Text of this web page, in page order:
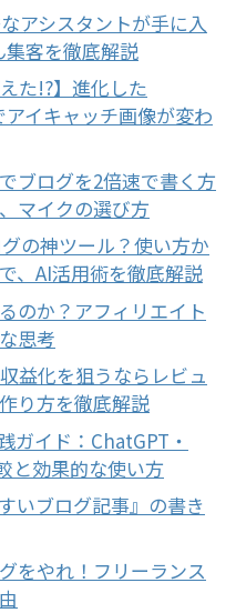
アシスタントが手に入
集客を徹底解説
た!?】進化した
イキャッチ画像が変わ
ブログを2倍速で書く方
マイクの選び方
の神ツール？使い方か
、AI活用術を徹底解説
のか？アフィリエイト
思考
益化を狙うならレビュ
り方を徹底解説
ガイド：ChatGPT・
と効果的な使い方
いブログ記事』の書き
をやれ！フリーランス